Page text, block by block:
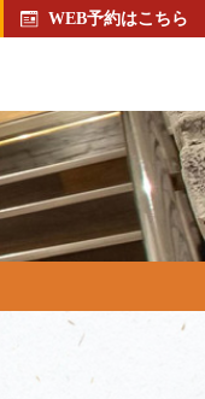
WEB予約はこちら